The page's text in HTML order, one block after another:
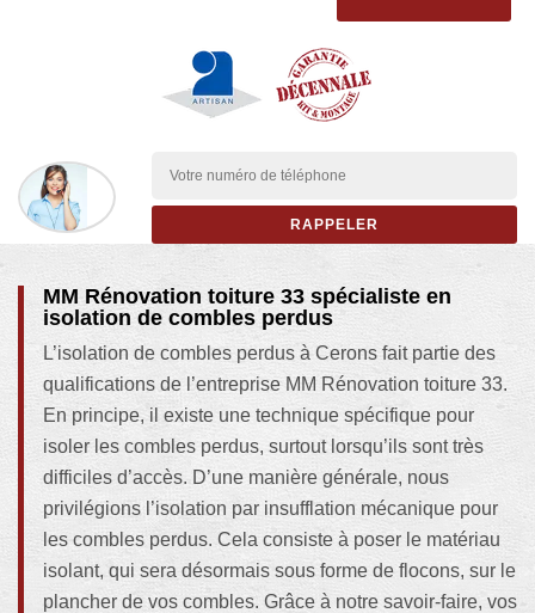
MM Rénovation toiture 33 spécialiste en
isolation de combles perdus
L’isolation de combles perdus à Cerons fait partie des
qualifications de l’entreprise MM Rénovation toiture 33.
En principe, il existe une technique spécifique pour
isoler les combles perdus, surtout lorsqu’ils sont très
difficiles d’accès. D’une manière générale, nous
privilégions l’isolation par insufflation mécanique pour
les combles perdus. Cela consiste à poser le matériau
isolant, qui sera désormais sous forme de flocons, sur le
plancher de vos combles. Grâce à notre savoir-faire, vos